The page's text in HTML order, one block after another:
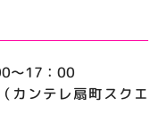
～17：00
（カンテレ扇町スクエ